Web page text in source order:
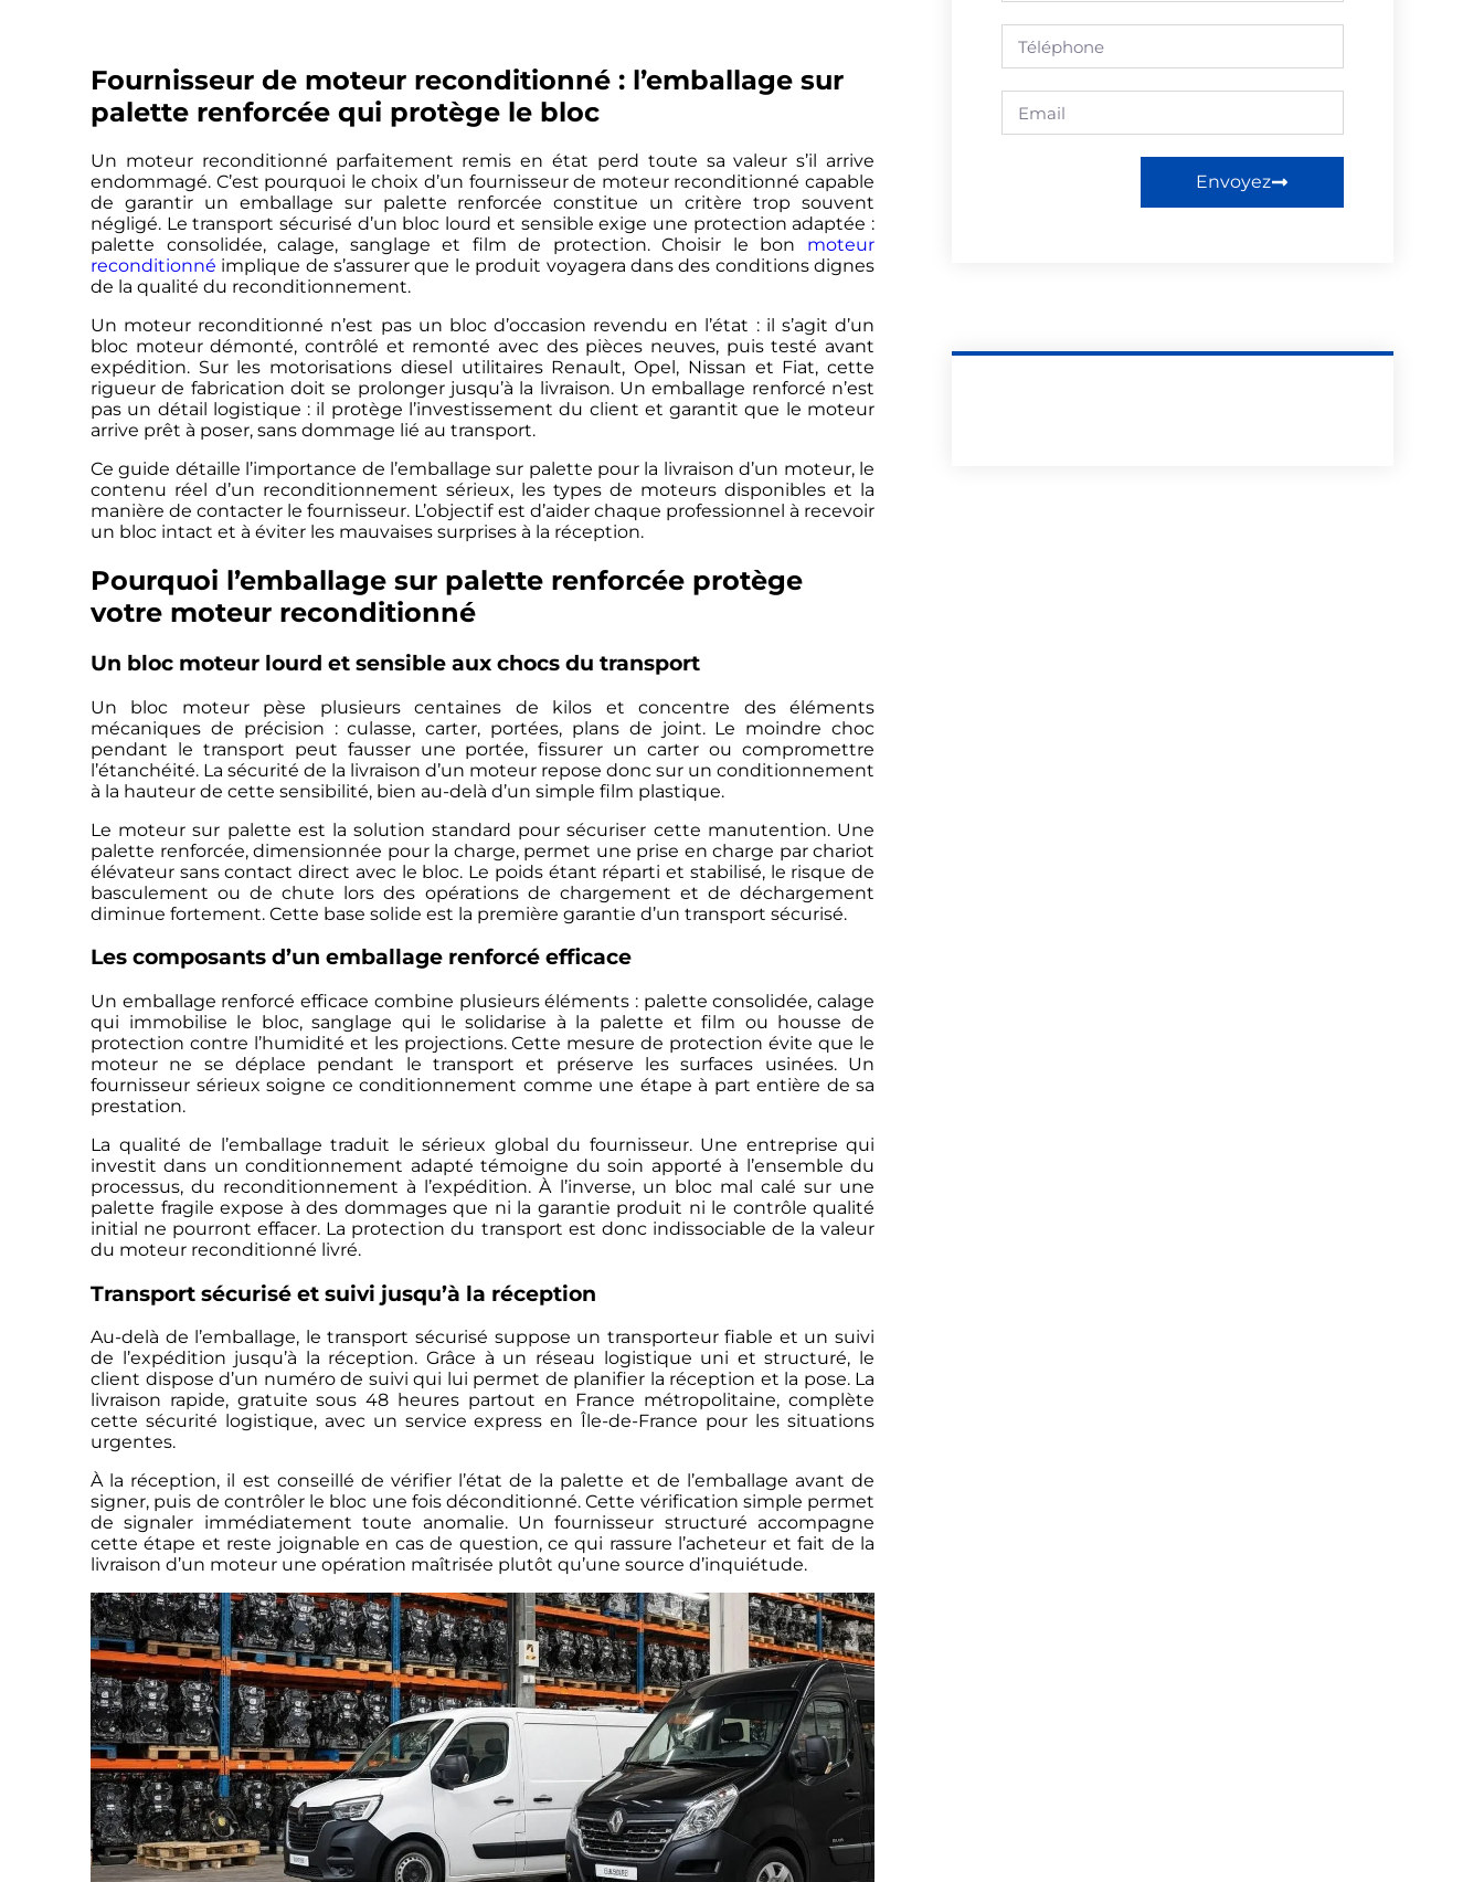
Fournisseur de moteur reconditionné : l’emballage sur
palette renforcée qui protège le bloc
Un moteur reconditionné parfaitement remis en état perd toute sa valeur s’il arrive
endommagé. C’est pourquoi le choix d’un fournisseur de moteur reconditionné capable
de garantir un emballage sur palette renforcée constitue un critère trop souvent
négligé. Le transport sécurisé d’un bloc lourd et sensible exige une protection adaptée :
palette consolidée, calage, sanglage et film de protection. Choisir le bon moteur
reconditionné implique de s’assurer que le produit voyagera dans des conditions dignes
de la qualité du reconditionnement.
Un moteur reconditionné n’est pas un bloc d’occasion revendu en l’état : il s’agit d’un
bloc moteur démonté, contrôlé et remonté avec des pièces neuves, puis testé avant
expédition. Sur les motorisations diesel utilitaires Renault, Opel, Nissan et Fiat, cette
rigueur de fabrication doit se prolonger jusqu’à la livraison. Un emballage renforcé n’est
pas un détail logistique : il protège l’investissement du client et garantit que le moteur
arrive prêt à poser, sans dommage lié au transport.
Ce guide détaille l’importance de l’emballage sur palette pour la livraison d’un moteur, le
contenu réel d’un reconditionnement sérieux, les types de moteurs disponibles et la
manière de contacter le fournisseur. L’objectif est d’aider chaque professionnel à recevoir
un bloc intact et à éviter les mauvaises surprises à la réception.
Pourquoi l’emballage sur palette renforcée protège
votre moteur reconditionné
Un bloc moteur lourd et sensible aux chocs du transport
Un bloc moteur pèse plusieurs centaines de kilos et concentre des éléments
mécaniques de précision : culasse, carter, portées, plans de joint. Le moindre choc
pendant le transport peut fausser une portée, fissurer un carter ou compromettre
l’étanchéité. La sécurité de la livraison d’un moteur repose donc sur un conditionnement
à la hauteur de cette sensibilité, bien au-delà d’un simple film plastique.
Le moteur sur palette est la solution standard pour sécuriser cette manutention. Une
palette renforcée, dimensionnée pour la charge, permet une prise en charge par chariot
élévateur sans contact direct avec le bloc. Le poids étant réparti et stabilisé, le risque de
basculement ou de chute lors des opérations de chargement et de déchargement
diminue fortement. Cette base solide est la première garantie d’un transport sécurisé.
Les composants d’un emballage renforcé efficace
Un emballage renforcé efficace combine plusieurs éléments : palette consolidée, calage
qui immobilise le bloc, sanglage qui le solidarise à la palette et film ou housse de
protection contre l’humidité et les projections. Cette mesure de protection évite que le
moteur ne se déplace pendant le transport et préserve les surfaces usinées. Un
fournisseur sérieux soigne ce conditionnement comme une étape à part entière de sa
prestation.
La qualité de l’emballage traduit le sérieux global du fournisseur. Une entreprise qui
investit dans un conditionnement adapté témoigne du soin apporté à l’ensemble du
processus, du reconditionnement à l’expédition. À l’inverse, un bloc mal calé sur une
palette fragile expose à des dommages que ni la garantie produit ni le contrôle qualité
initial ne pourront effacer. La protection du transport est donc indissociable de la valeur
du moteur reconditionné livré.
Transport sécurisé et suivi jusqu’à la réception
Au-delà de l’emballage, le transport sécurisé suppose un transporteur fiable et un suivi
de l’expédition jusqu’à la réception. Grâce à un réseau logistique uni et structuré, le
client dispose d’un numéro de suivi qui lui permet de planifier la réception et la pose. La
livraison rapide, gratuite sous 48 heures partout en France métropolitaine, complète
cette sécurité logistique, avec un service express en Île-de-France pour les situations
urgentes.
À la réception, il est conseillé de vérifier l’état de la palette et de l’emballage avant de
signer, puis de contrôler le bloc une fois déconditionné. Cette vérification simple permet
de signaler immédiatement toute anomalie. Un fournisseur structuré accompagne
cette étape et reste joignable en cas de question, ce qui rassure l’acheteur et fait de la
livraison d’un moteur une opération maîtrisée plutôt qu’une source d’inquiétude.
Envoyez